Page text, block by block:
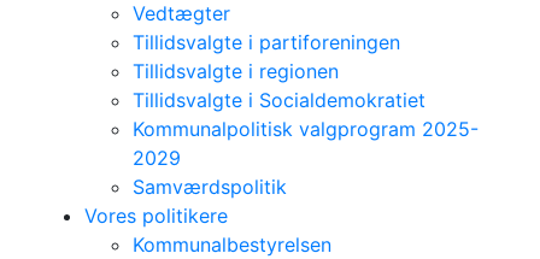
Vedtægter
Tillidsvalgte i partiforeningen
Tillidsvalgte i regionen
Tillidsvalgte i Socialdemokratiet
Kommunalpolitisk valgprogram 2025-
2029
Samværdspolitik
Vores politikere
Kommunalbestyrelsen